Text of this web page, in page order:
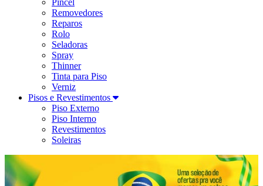
Removedores
Reparos
Rolo
Seladoras
Spray
Thinner
Tinta para Piso
Verniz
Pisos e Revestimentos
Piso Externo
Piso Interno
Revestimentos
Soleiras